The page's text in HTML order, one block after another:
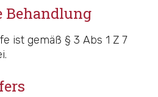
Behandlung
ist gemäß § 3 Abs 1 Z 7